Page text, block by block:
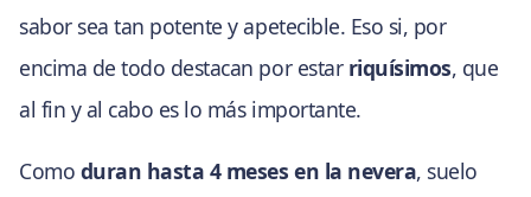
sabor sea tan potente y apetecible. Eso si, por
encima de todo destacan por estar riquísimos, que
al fin y al cabo es lo más importante.
Como duran hasta 4 meses en la nevera, suelo